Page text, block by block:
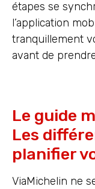
étapes se
l’application
tranquillement
avant de
Le guide
Les
planifier
ViaMichelin ne